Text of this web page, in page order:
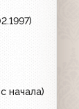
начала)